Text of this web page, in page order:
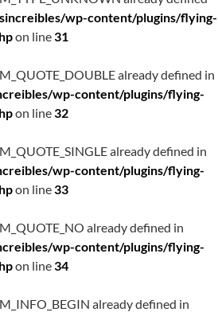
wp-content/plugins/flying-
on line31
already defined in
wp-content/plugins/flying-
on line32
already defined in
wp-content/plugins/flying-
on line33
already defined in
wp-content/plugins/flying-
on line34
already defined in